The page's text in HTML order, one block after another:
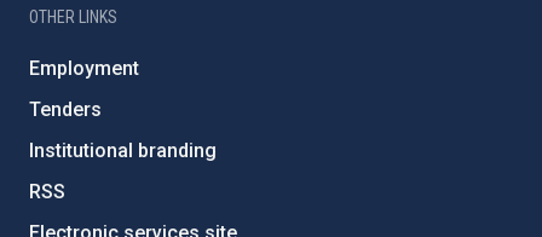
OTHER LINKS
Employment
Tenders
Institutional branding
RSS